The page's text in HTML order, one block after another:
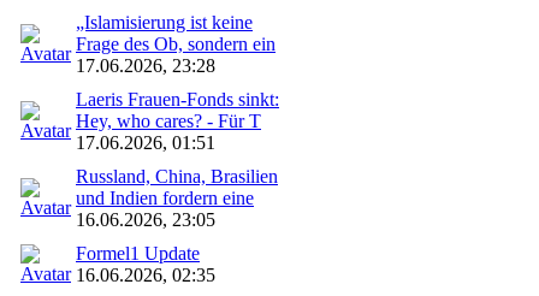
„Islamisierung ist keine
Frage des Ob, sondern ein
17.06.2026, 23:28
Laeris Frauen-Fonds sinkt:
Hey, who cares? - Für T
17.06.2026, 01:51
Russland, China, Brasilien
und Indien fordern eine
16.06.2026, 23:05
Formel1 Update
16.06.2026, 02:35